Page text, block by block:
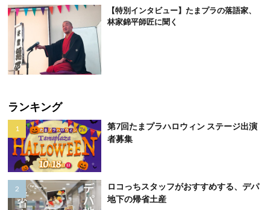
【特別インタビュー】たまプラの落語家、
林家錦平師匠に聞く
ランキング
第7回たまプラハロウィン ステージ出演
者募集
ロコっちスタッフがおすすめする、デパ
地下の帰省土産